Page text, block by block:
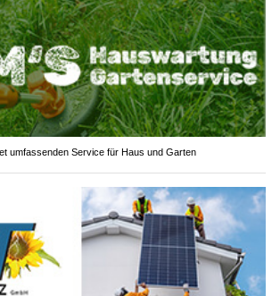
umfassenden Service für Haus und Garten